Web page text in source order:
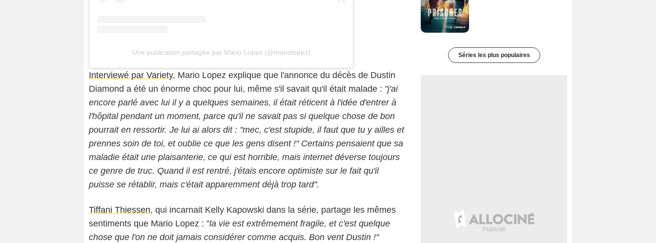
Une publication partagée par Mario Lopez (@mariolopez)
Interviewé par Variety, Mario Lopez explique que l'annonce du décès de Dustin
Diamond a été un énorme choc pour lui, même s'il savait qu'il était malade : "j'ai
encore parlé avec lui il y a quelques semaines, il était réticent à l'idée d'entrer à
l'hôpital pendant un moment, parce qu'il ne savait pas si quelque chose de bon
pourrait en ressortir. Je lui ai alors dit : "mec, c'est stupide, il faut que tu y ailles et
prennes soin de toi, et oublie ce que les gens disent !" Certains pensaient que sa
maladie était une plaisanterie, ce qui est horrible, mais internet déverse toujours
ce genre de truc. Quand il est rentré, j'étais encore optimiste sur le fait qu'il
puisse se rétablir, mais c'était apparemment déjà trop tard".
Tiffani Thiessen, qui incarnait Kelly Kapowski dans la série, partage les mêmes
sentiments que Mario Lopez : "la vie est extrêmement fragile, et c'est quelque
chose que l'on ne doit jamais considérer comme acquis. Bon vent Dustin !"
Séries les plus populaires